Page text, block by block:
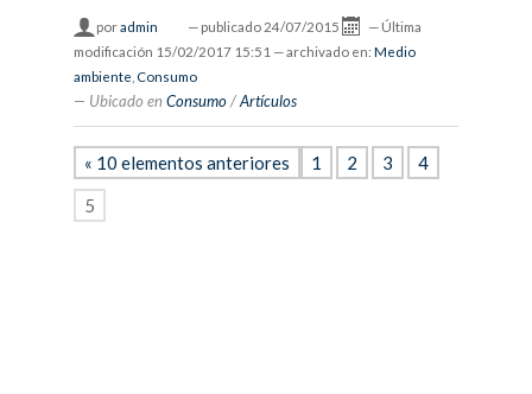
poradmin — publicado 24/07/2015 — Última
modificación 15/02/2017 15:51 — archivado en: Medio
ambiente Consumo
Ubicado en Consumo /Artículos
« 10 elementos anteriores 1 2 3
4
5